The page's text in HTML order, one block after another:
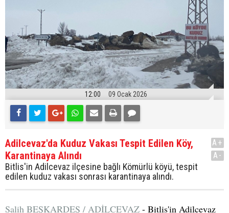
12:00 09 Ocak 2026
Adilcevaz'da Kuduz Vakası Tespit Edilen Köy,
Karantinaya Alındı
Bitlis'in Adilcevaz ilçesine bağlı Kömürlü köyü, tespit
edilen kuduz vakası sonrası karantinaya alındı.
A+
A-
Salih BEŞKARDEŞ / ADİLCEVAZ - Bitlis'in Adilcevaz